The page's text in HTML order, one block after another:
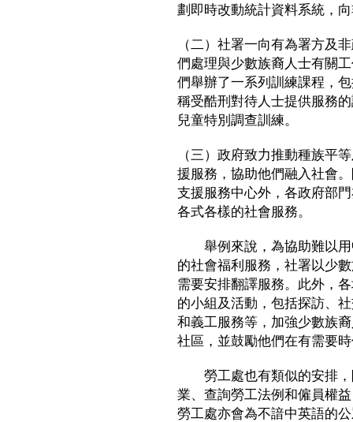
劃即時改動統計資料系統，
（二）社署一向有為署方及
們處理與少數族裔人士有關
們舉辦了一系列訓練課程，
稱受酷刑對待人士提供服務
兒童特別調查訓練。
（三）政府致力推動種族平
援服務，協助他們融入社會
支援服務中心外，各政府部
各式各樣的社會服務。
舉例來說，為協助難以用
的社會福利服務，社署以少
需要安排翻譯服務。此外，
的小組及活動，包括探訪、
和義工服務等，加強少數族
社區，並鼓勵他們在有需要
勞工處也有類似的安排，
業、查詢勞工法例和僱員權
勞工處亦會為不諳中英語的